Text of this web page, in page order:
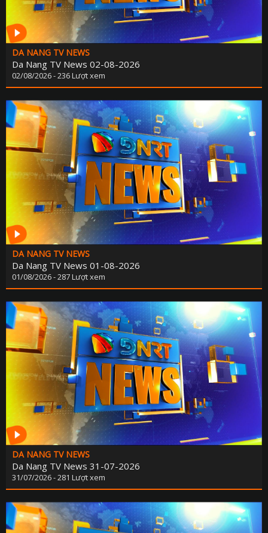
DA NANG TV NEWS
Da Nang TV News 02-08-2026
02/08/2026 - 236 Lượt xem
DA NANG TV NEWS
Da Nang TV News 01-08-2026
01/08/2026 - 287 Lượt xem
DA NANG TV NEWS
Da Nang TV News 31-07-2026
31/07/2026 - 281 Lượt xem